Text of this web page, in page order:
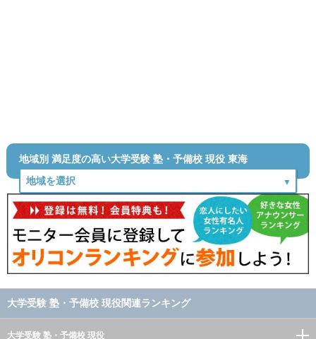
地域別 満足度の高い大学受験 塾・予備校 現役 東海
大学受験 塾・予備校 現役関連ランキング
大学受験 塾・予備校 現役